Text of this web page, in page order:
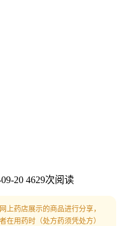
20 4629次阅读
上药店展示的商品进行分享，
在用药时（处方药须凭处方）